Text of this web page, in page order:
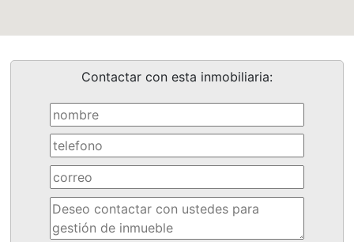
Contactar con esta inmobiliaria: